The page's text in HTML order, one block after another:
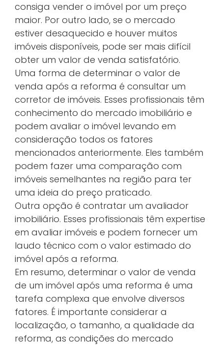
consiga vender o imóvel por um preço
maior. Por outro lado, se o mercado
estiver desaquecido e houver muitos
imóveis disponíveis, pode ser mais difícil
obter um valor de venda satisfatório.
Uma forma de determinar o valor de
venda após a reforma é consultar um
corretor de imóveis. Esses profissionais têm
conhecimento do mercado imobiliário e
podem avaliar o imóvel levando em
consideração todos os fatores
mencionados anteriormente. Eles também
podem fazer uma comparação com
imóveis semelhantes na região para ter
uma ideia do preço praticado.
Outra opção é contratar um avaliador
imobiliário. Esses profissionais têm expertise
em avaliar imóveis e podem fornecer um
laudo técnico com o valor estimado do
imóvel após a reforma.
Em resumo, determinar o valor de venda
de um imóvel após uma reforma é uma
tarefa complexa que envolve diversos
fatores. É importante considerar a
localização, o tamanho, a qualidade da
reforma, as condições do mercado